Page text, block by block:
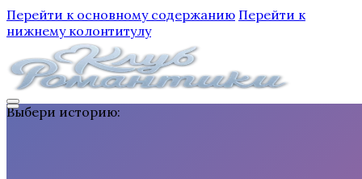
Перейти к основному содержанию Перейти к
нижнему колонтитулу
Выбери историю: